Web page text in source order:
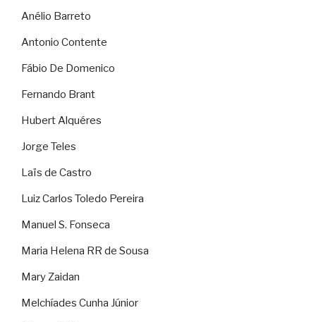
Anélio Barreto
Antonio Contente
Fábio De Domenico
Fernando Brant
Hubert Alquéres
Jorge Teles
Laïs de Castro
Luiz Carlos Toledo Pereira
Manuel S. Fonseca
Maria Helena RR de Sousa
Mary Zaidan
Melchíades Cunha Júnior